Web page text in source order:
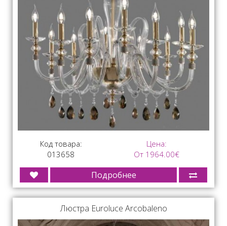
Код товара:
013658
Цена:
От 1964.00€
Подробнее
Люстра Euroluce Arcobaleno